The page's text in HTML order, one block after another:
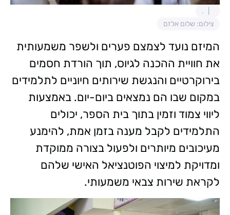
.
צילום: שלום אלזם
המיזם נועד לצמצם פערים ולשפר משמעותית
את חוויית ההכנה לגיוס, תוך הורדת חסמים
בירוקרטיים והנגשת שירותים חיוניים לתלמידים
במקום שבו הם נמצאים ביום-יום. באמצעות
ליווי צמוד וזמין בתוך בית הספר, יכולים
התלמידים לקבל מענה בזמן אמת, להימנע
מעיכובים מיותרים ולפעול בצורה ממוקדת
ומדויקת למיצוי הפוטנציאל האישי שלהם
לקראת שירות צבאי משמעותי.